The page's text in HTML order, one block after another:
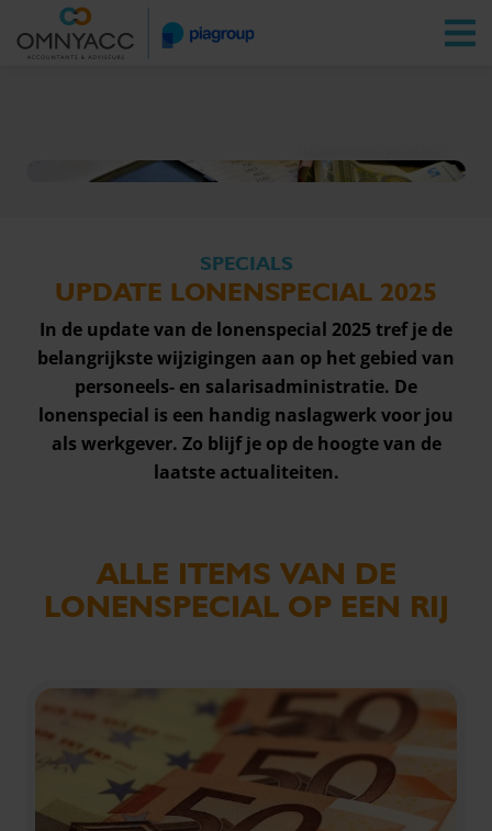
Vestigingen Zoeken
SPECIALS
UPDATE LONENSPECIAL 2025
In de update van de lonenspecial 2025 tref je de
belangrijkste wijzigingen aan op het gebied van
personeels- en salarisadministratie. De
lonenspecial is een handig naslagwerk voor jou
als werkgever. Zo blijf je op de hoogte van de
laatste actualiteiten.
ALLE ITEMS VAN DE
LONENSPECIAL OP EEN RIJ